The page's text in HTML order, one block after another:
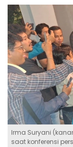
Irma Suryani
saat konferensi